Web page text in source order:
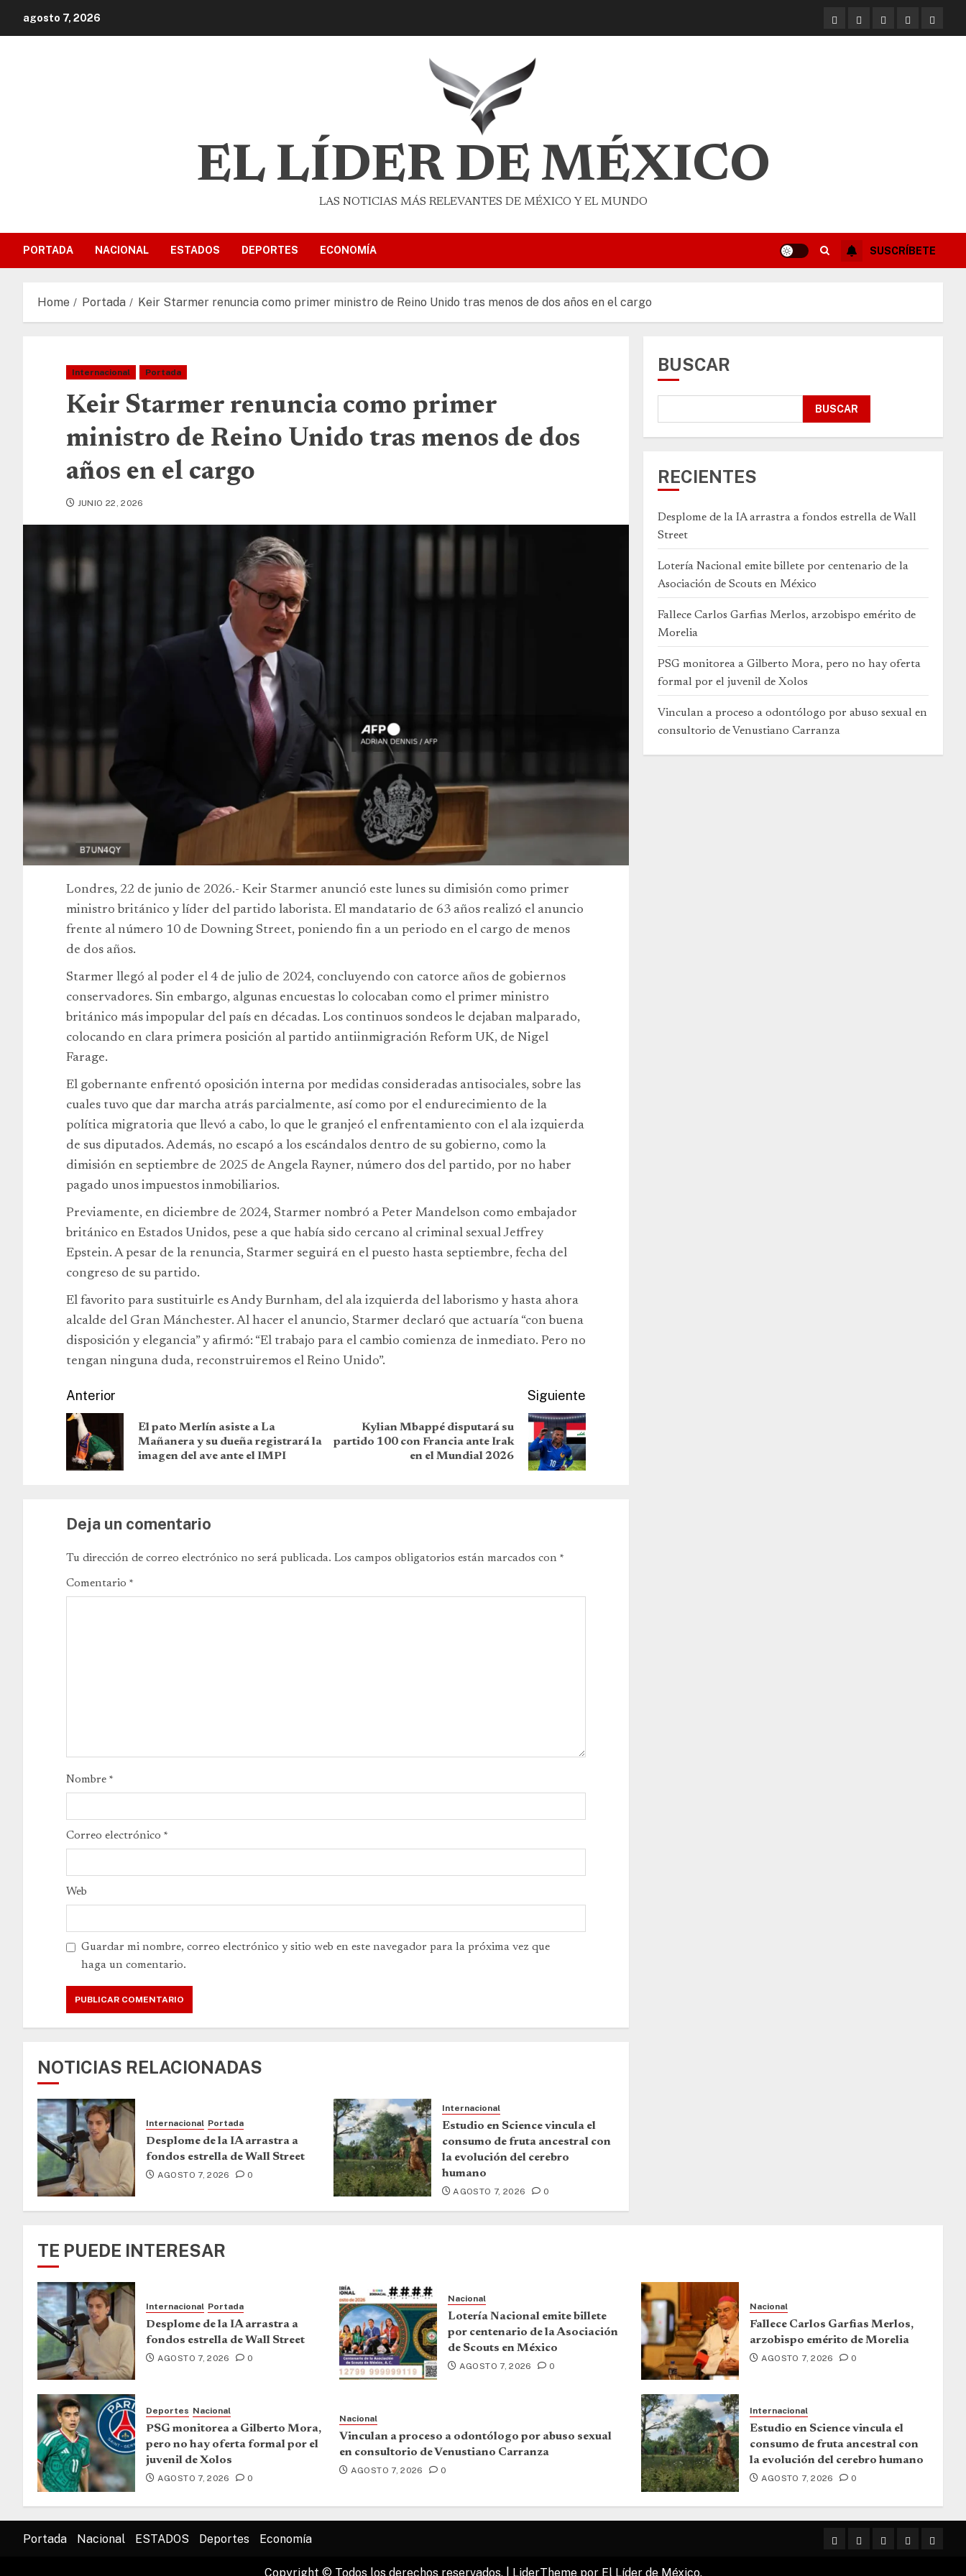
agosto 7, 2026
EL LÍDER DE MÉXICO
LAS NOTICIAS MÁS RELEVANTES DE MÉXICO Y EL MUNDO
PORTADA NACIONAL ESTADOS DEPORTES ECONOMÍA SUSCRÍBETE
Home Portada Keir Starmer renuncia como primer ministro de Reino Unido tras menos de dos años en el cargo
Internacional Portada
Keir Starmer renuncia como primer
ministro de Reino Unido tras menos de dos
años en el cargo
JUNIO 22, 2026
Londres, 22 de junio de 2026.- Keir Starmer anunció este lunes su dimisión como primer
ministro británico y líder del partido laborista. El mandatario de 63 años realizó el anuncio
frente al número 10 de Downing Street, poniendo fin a un periodo en el cargo de menos
de dos años.
Starmer llegó al poder el 4 de julio de 2024, concluyendo con catorce años de gobiernos
conservadores. Sin embargo, algunas encuestas lo colocaban como el primer ministro
británico más impopular del país en décadas. Los continuos sondeos le dejaban malparado,
colocando en clara primera posición al partido antiinmigración Reform UK, de Nigel
Farage.
El gobernante enfrentó oposición interna por medidas consideradas antisociales, sobre las
cuales tuvo que dar marcha atrás parcialmente, así como por el endurecimiento de la
política migratoria que llevó a cabo, lo que le granjeó el enfrentamiento con el ala izquierda
de sus diputados. Además, no escapó a los escándalos dentro de su gobierno, como la
dimisión en septiembre de 2025 de Angela Rayner, número dos del partido, por no haber
pagado unos impuestos inmobiliarios.
Previamente, en diciembre de 2024, Starmer nombró a Peter Mandelson como embajador
británico en Estados Unidos, pese a que había sido cercano al criminal sexual Jeffrey
Epstein. A pesar de la renuncia, Starmer seguirá en el puesto hasta septiembre, fecha del
congreso de su partido.
El favorito para sustituirle es Andy Burnham, del ala izquierda del laborismo y hasta ahora
alcalde del Gran Mánchester. Al hacer el anuncio, Starmer declaró que actuaría “con buena
disposición y elegancia” y afirmó: “El trabajo para el cambio comienza de inmediato. Pero no
tengan ninguna duda, reconstruiremos el Reino Unido”.
Anterior
El pato Merlín asiste a La
Mañanera y su dueña registrará la
imagen del ave ante el IMPI
Siguiente
Kylian Mbappé disputará su
partido 100 con Francia ante Irak
en el Mundial 2026
Deja un comentario
Tu dirección de correo electrónico no será publicada. Los campos obligatorios están marcados con *
Comentario *
Nombre *
Correo electrónico *
Web
Guardar mi nombre, correo electrónico y sitio web en este navegador para la próxima vez que
haga un comentario.
NOTICIAS RELACIONADAS
Internacional Portada
Desplome de la IA arrastra a
fondos estrella de Wall Street
AGOSTO 7, 2026 0
Internacional
Estudio en Science vincula el
consumo de fruta ancestral con
la evolución del cerebro
humano
AGOSTO 7, 2026 0
BUSCAR
BUSCAR
RECIENTES
Desplome de la IA arrastra a fondos estrella de Wall
Street
Lotería Nacional emite billete por centenario de la
Asociación de Scouts en México
Fallece Carlos Garfias Merlos, arzobispo emérito de
Morelia
PSG monitorea a Gilberto Mora, pero no hay oferta
formal por el juvenil de Xolos
Vinculan a proceso a odontólogo por abuso sexual en
consultorio de Venustiano Carranza
TE PUEDE INTERESAR
Internacional Portada
Desplome de la IA arrastra a
fondos estrella de Wall Street
AGOSTO 7, 2026 0
Nacional
Lotería Nacional emite billete
por centenario de la Asociación
de Scouts en México
AGOSTO 7, 2026 0
Nacional
Fallece Carlos Garfias Merlos,
arzobispo emérito de Morelia
AGOSTO 7, 2026 0
Deportes Nacional
PSG monitorea a Gilberto Mora,
pero no hay oferta formal por el
juvenil de Xolos
AGOSTO 7, 2026 0
Nacional
Vinculan a proceso a odontólogo por abuso sexual
en consultorio de Venustiano Carranza
AGOSTO 7, 2026 0
Internacional
Estudio en Science vincula el
consumo de fruta ancestral con
la evolución del cerebro humano
AGOSTO 7, 2026 0
Portada Nacional ESTADOS Deportes Economía
Copyright © Todos los derechos reservados. LiderThemepor El Líder de México.